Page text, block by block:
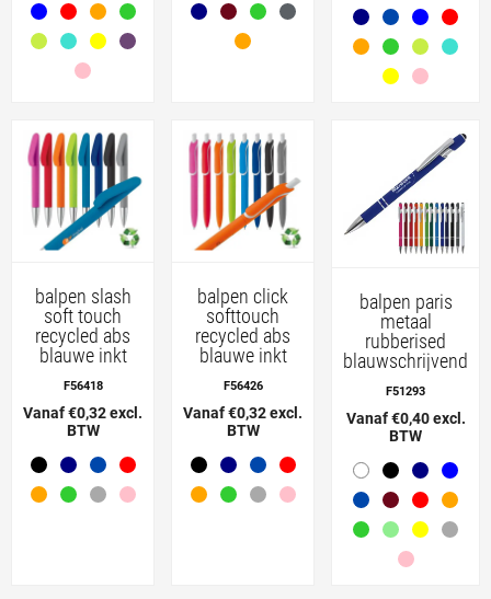
balpen slash
soft touch
recycled abs
blauwe inkt
F56418
Vanaf €0,32 excl.
BTW
balpen click
softtouch
recycled abs
blauwe inkt
F56426
Vanaf €0,32 excl.
BTW
balpen paris
metaal
rubberised
blauwschrijvend
F51293
Vanaf €0,40 excl.
BTW